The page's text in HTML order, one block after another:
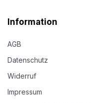
Information
AGB
Datenschutz
Widerruf
Impressum